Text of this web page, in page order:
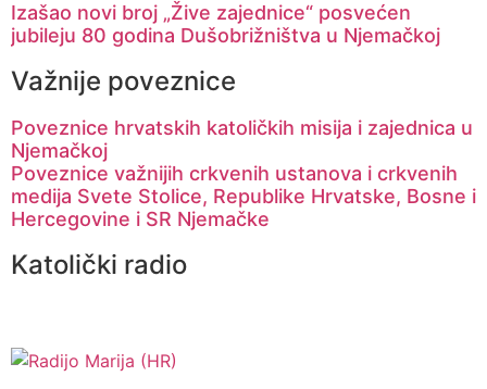
Izašao novi broj „Žive zajednice“ posvećen
jubileju 80 godina Dušobrižništva u Njemačkoj
Važnije poveznice
Poveznice hrvatskih katoličkih misija i zajednica u
Njemačkoj
Poveznice važnijih crkvenih ustanova i crkvenih
medija Svete Stolice, Republike Hrvatske, Bosne i
Hercegovine i SR Njemačke
Katolički radio